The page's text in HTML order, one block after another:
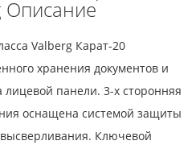
Описание
Valberg Карат-20
хранения документов и
лицевой панели. 3-х сторонняя
оснащена системой защиты
Ключевой